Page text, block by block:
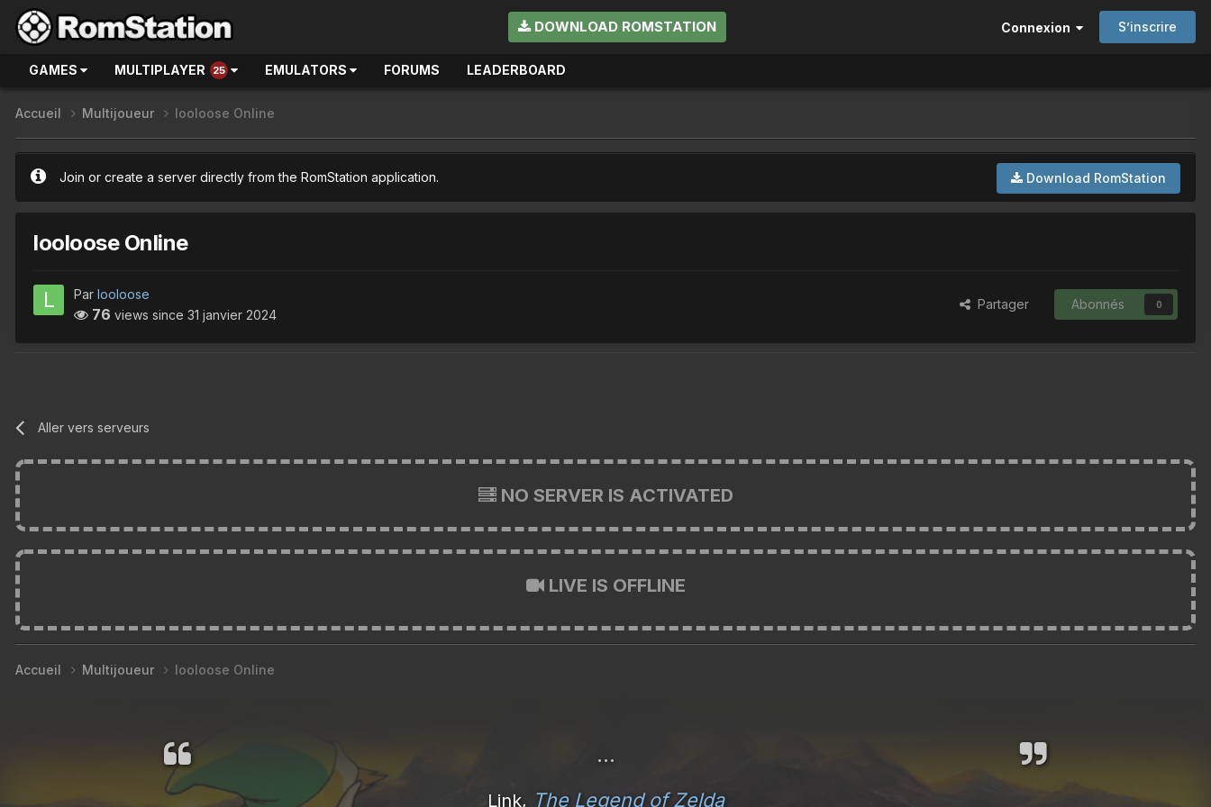
DOWNLOAD ROMSTATION Connexion S’inscrire
GAMES MULTIPLAYER 25 EMULATORS FORUMS LEADERBOARD
Accueil Multijoueur looloose Online
Download RomStation
Join or create a server directly from the RomStation application.
looloose Online
Par looloose
76 views since 31 janvier 2024
Partager Abonnés 0
Aller vers serveurs
NO SERVER IS ACTIVATED
LIVE IS OFFLINE
Accueil Multijoueur looloose Online
...
Link, The Legend of Zelda